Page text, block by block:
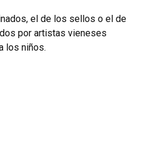
el de los sellos o el de
por artistas vieneses
los niños.